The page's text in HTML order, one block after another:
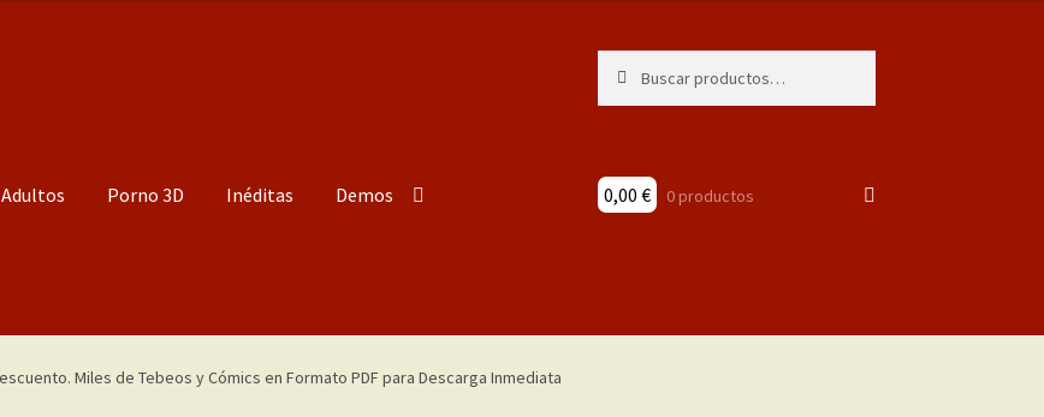
por:
Adultos Porno 3D Inéditas Demos 0,00 € 0 productos